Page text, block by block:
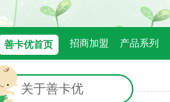
善卡优首页 招商加盟 产品系列
关于善卡优